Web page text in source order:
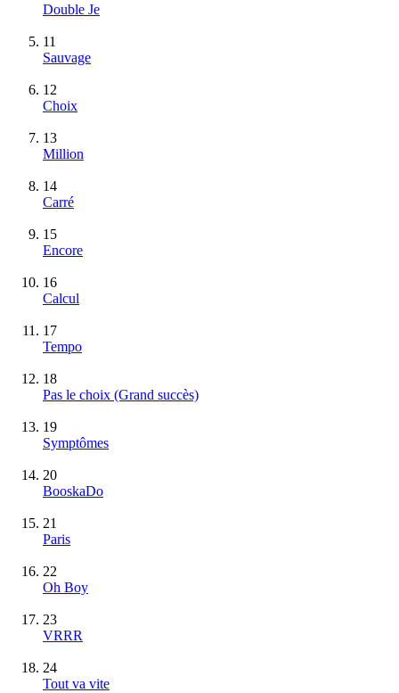
Double Je
11
Sauvage
12
Choix
13
Million
14
Carré
15
Encore
16
Calcul
17
Tempo
18
Pas le choix (Grand succès)
19
Symptômes
20
BooskaDo
21
Paris
22
Oh Boy
23
VRRR
24
Tout va vite